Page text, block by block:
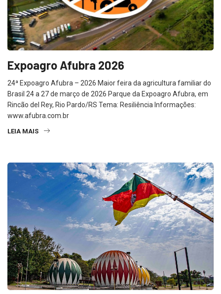
Expoagro Afubra 2026
24ª Expoagro Afubra – 2026 Maior feira da agricultura familiar do
Brasil 24 a 27 de março de 2026 Parque da Expoagro Afubra, em
Rincão del Rey, Rio Pardo/RS Tema: Resiliência Informações:
www.afubra.com.br
LEIA MAIS